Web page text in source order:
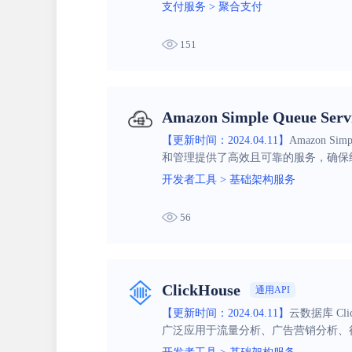
支付服务 > 聚合支付
151
Amazon Simple Queue
【更新时间：2024.04.11】 Amazon
和管理提供了高效且可靠的服务，确
开发者工具 > 基础架构服务
56
ClickHouse 通用API
【更新时间：2024.04.11】 云数据库
广泛应用于流量分析、广告营销分析